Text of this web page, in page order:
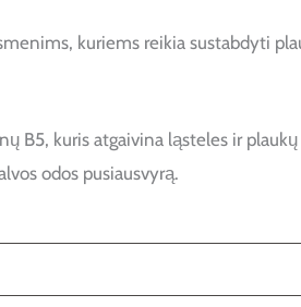
kuriems reikia sustabdyti
B5, kuris atgaivina ląsteles ir
odos pusiausvyrą.